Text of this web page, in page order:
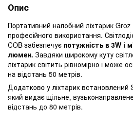
Опис
Портативний налобний ліхтарик
професійного використання.
COB забезпечує потужність в 3W і
люмен. Завдяки широкому куту
ліхтарик світить рівномірно і може
на відстань 50 метрів.
Додатково у ліхтарик встановлений
який видає щільне,
відстань до 80 метрів.